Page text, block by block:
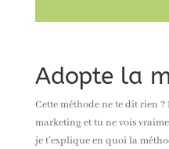
Adopte la
Cette méthode ne te dit rien ?
marketing et tu ne vois
je t’explique en quoi la